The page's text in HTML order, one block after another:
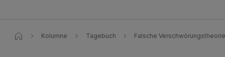
Kolumne Tagebuch Falsche